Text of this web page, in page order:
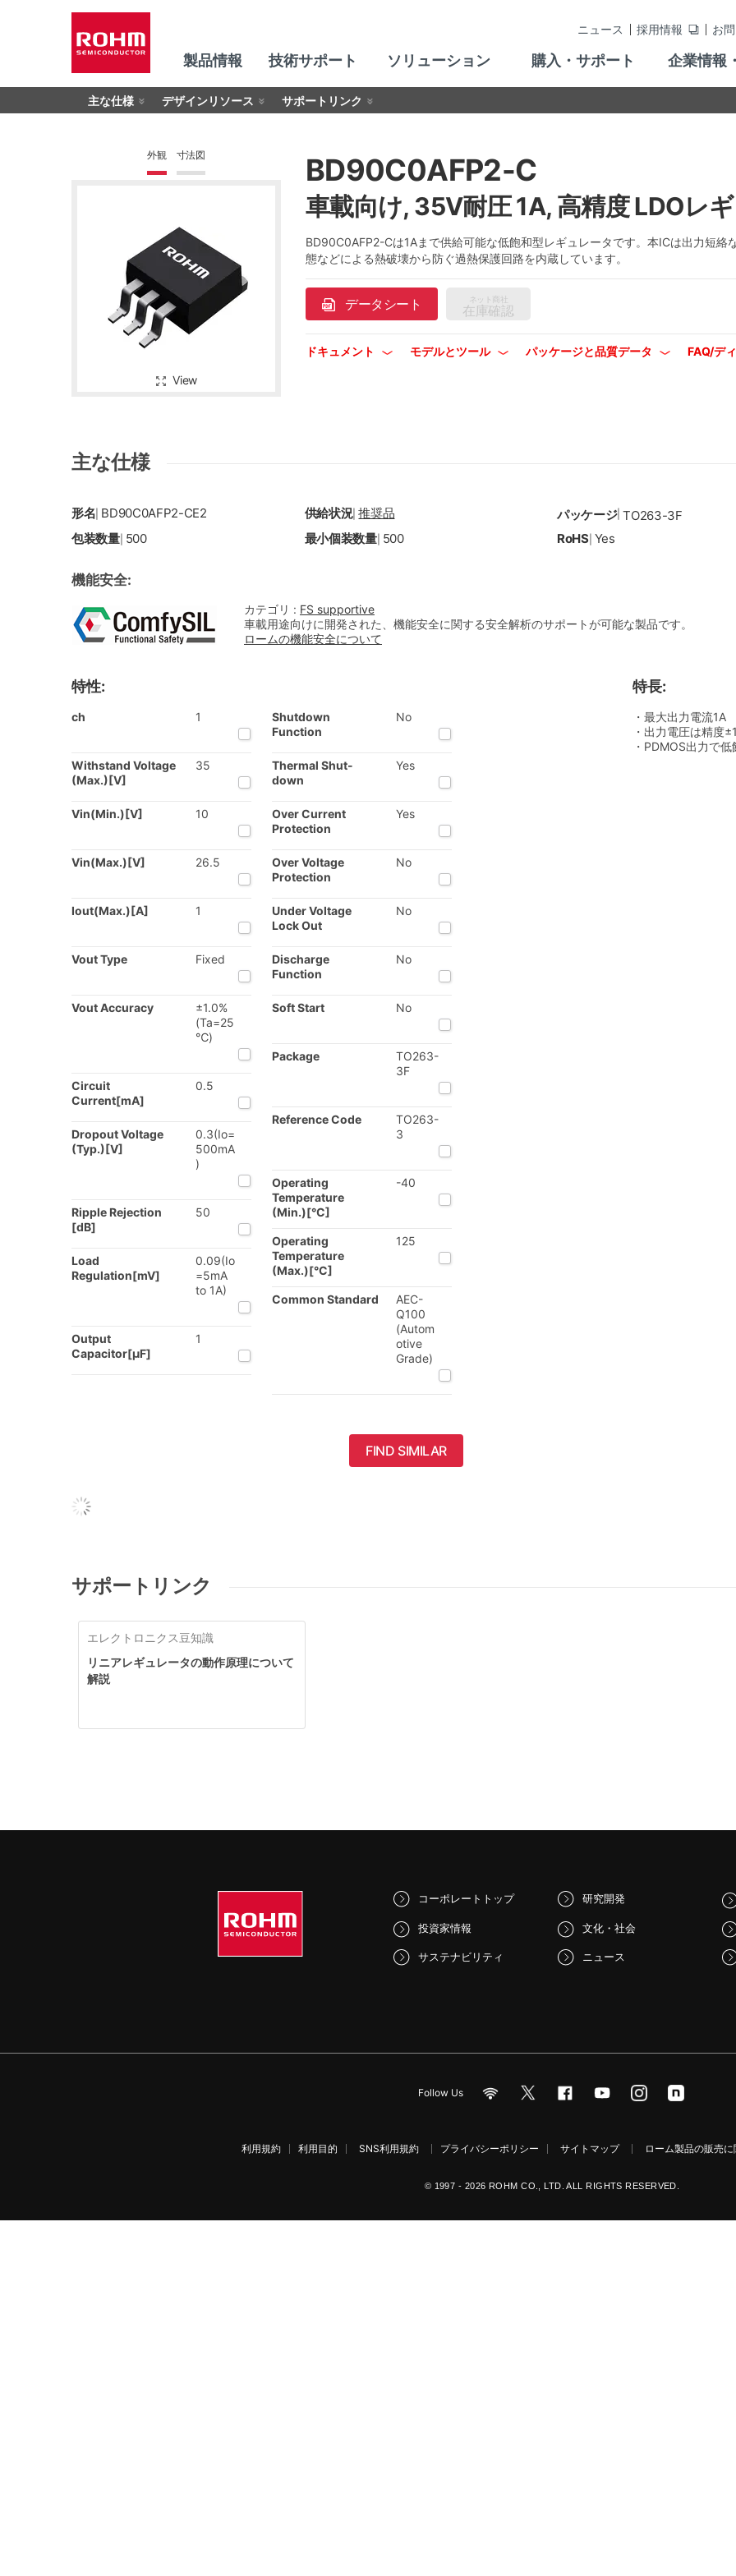
ニュース 採用情報 お
製品情報 技術サポート ソリューション 購入・サポート 企業情報
主な仕様 デザインリソース サポートリンク
外観 寸法図
View
BD90C0AFP2-C
車載向け, 35V耐圧 1A, 高精度 LDOレ
BD90C0AFP2-Cは1Aまで供給可能な低飽和型レギュレータです。本ICは出力短
態などによる熱破壊から防ぐ過熱保護回路を内蔵しています。
データシート ネット商社
在庫確認
ドキュメント モデルとツール パッケージと品質データ FAQ/デ
主な仕様
形名 BD90C0AFP2-CE2 供給状況|推奨品 パッケージ|TO263-3F
包装数量| 500 最小個装数量| 500 RoHS| Yes
機能安全:
カテゴリ : FS supportive
車載用途向けに開発された、機能安全に関する安全解析のサポートが可能な製品です。
ロームの機能安全について
特性:
ch 1
Withstand Voltage
(Max.)[V]
35
Vin(Min.)[V] 10
Vin(Max.)[V] 26.5
Iout(Max.)[A] 1
Vout Type Fixed
Vout Accuracy
±1.0%
(Ta=25
℃)
Circuit
Current[mA]
0.5
Dropout Voltage
(Typ.)[V]
0.3(Io=
500mA
)
Ripple Rejection
[dB]
50
Load
Regulation[mV]
0.09(Io
=5mA
to 1A)
Output
Capacitor[µF]
1
Shutdown
Function
No
Thermal Shut-
down
Yes
Over Current
Protection
Yes
Over Voltage
Protection
No
Under Voltage
Lock Out
No
Discharge
Function
No
Soft Start No
Package
TO263-
3F
Reference Code
TO263-
3
Operating
Temperature
(Min.)[°C]
-40
Operating
Temperature
(Max.)[°C]
125
Common Standard
AEC-
Q100
(Autom
otive
Grade)
FIND SIMILAR
特長:
・最大出力電流1A
・出力電圧は精度
・PDMOS出力で低
サポートリンク
エレクトロニクス豆知識
リニアレギュレータの動作原理について
解説
コーポレートトップ
投資家情報
サステナビリティ
研究開発
文化・社会
ニュース
Follow Us
利用規約 利用目的 SNS利用規約 プライバシーポリシー サイトマップ ローム製品の販売
© 1997 - 2026 ROHM CO., LTD. ALL RIGHTS RESERVED.